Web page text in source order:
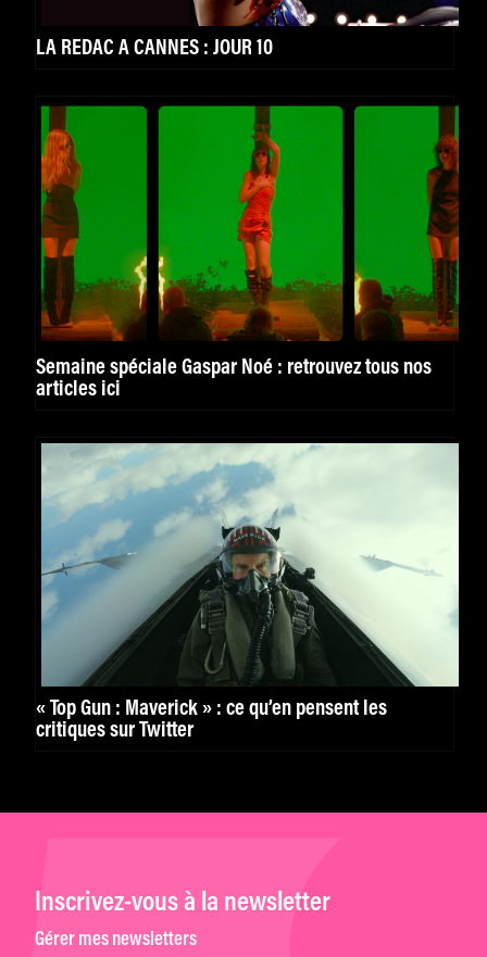
LA REDAC A CANNES : JOUR 10
Semaine spéciale Gaspar Noé : retrouvez tous nos
articles ici
« Top Gun : Maverick » : ce qu’en pensent les
critiques sur Twitter
Inscrivez-vous à la newsletter
Gérer mes newsletters